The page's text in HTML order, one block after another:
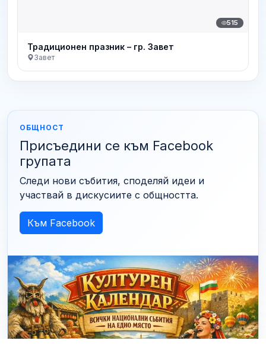
515
Традиционен празник – гр. Завет
Завет
ОБЩНОСТ
Присъедини се към Facebook
групата
Следи нови събития, споделяй идеи и
участвай в дискусиите с общността.
Към Facebook